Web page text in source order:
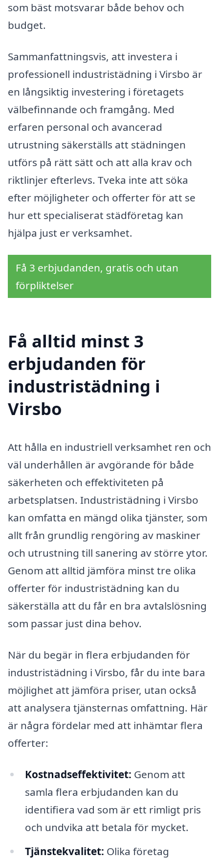
som bäst motsvarar både behov och
budget.
Sammanfattningsvis, att investera i
professionell industristädning i Virsbo är
en långsiktig investering i företagets
välbefinnande och framgång. Med
erfaren personal och avancerad
utrustning säkerställs att städningen
utförs på rätt sätt och att alla krav och
riktlinjer efterlevs. Tveka inte att söka
efter möjligheter och offerter för att se
hur ett specialiserat städföretag kan
hjälpa just er verksamhet.
Få 3 erbjudanden, gratis och utan
förpliktelser
Få alltid minst 3
erbjudanden för
industristädning i
Virsbo
Att hålla en industriell verksamhet ren och
väl underhållen är avgörande för både
säkerheten och effektiviteten på
arbetsplatsen. Industristädning i Virsbo
kan omfatta en mängd olika tjänster, som
allt från grundlig rengöring av maskiner
och utrustning till sanering av större ytor.
Genom att alltid jämföra minst tre olika
offerter för industristädning kan du
säkerställa att du får en bra avtalslösning
som passar just dina behov.
När du begär in flera erbjudanden för
industristädning i Virsbo, får du inte bara
möjlighet att jämföra priser, utan också
att analysera tjänsternas omfattning. Här
är några fördelar med att inhämtar flera
offerter:
Kostnadseffektivitet: Genom att
samla flera erbjudanden kan du
identifiera vad som är ett rimligt pris
och undvika att betala för mycket.
Tjänstekvalitet: Olika företag